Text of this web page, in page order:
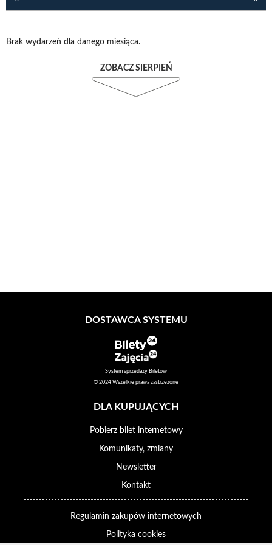
Brak wydarzeń dla danego miesiąca.
ZOBACZ SIERPIEŃ
DOSTAWCA SYSTEMU
System sprzedaży Biletów
© 2024 Wszelkie prawa zastrzeżone
DLA KUPUJĄCYCH
Pobierz bilet internetowy
Komunikaty, zmiany
Newsletter
Kontakt
Regulamin zakupów internetowych
Polityka cookies